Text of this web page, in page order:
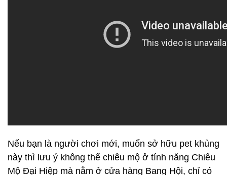
Nếu bạn là người chơi mới, muốn sở hữu pet khủng
này thì lưu ý không thể chiêu mộ ở tính năng Chiêu
Mộ Đại Hiệp mà nằm ở cửa hàng Bang Hội, chỉ có